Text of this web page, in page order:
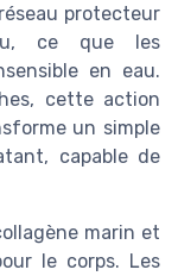
protecteur
ce que les
en eau.
cette action
un simple
capable de
marin et
le corps. Les